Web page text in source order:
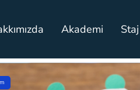
Akademi Staj